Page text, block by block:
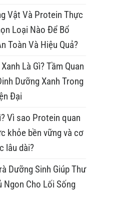
Vật Và Protein Thực
Loại Nào Để Bổ
Toàn Và Hiệu Quả?
Là Gì? Tầm Quan
Dưỡng Xanh Trong
Đại
Vì sao Protein quan
khỏe bền vững và cơ
lâu dài?
Dưỡng Sinh Giúp Thư
Ngon Cho Lối Sống